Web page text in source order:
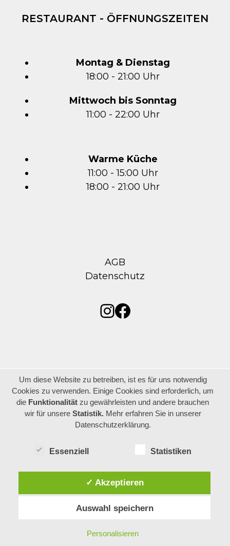
RESTAURANT - ÖFFNUNGSZEITEN
Montag & Dienstag
18:00 - 21:00 Uhr
Mittwoch bis Sonntag
11:00 - 22:00 Uhr
Warme Küche
11:00 - 15:00 Uhr
18:00 - 21:00 Uhr
AGB
Datenschutz
Instagram
Facebook
Um diese Website zu betreiben, ist es für uns notwendig
Cookies zu verwenden. Einige Cookies sind erforderlich, um
die Funktionalität zu gewährleisten und andere brauchen
wir für unsere Statistik. Mehr erfahren Sie in unserer
Datenschutzerklärung.
Essenziell Statistiken
✓ Akzeptieren
Auswahl speichern
Personalisieren